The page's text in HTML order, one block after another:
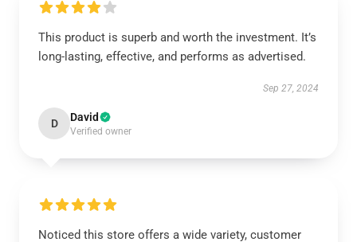
This product is superb and worth the investment. It’s
long-lasting, effective, and performs as advertised.
Sep 27, 2024
D David
Verified owner
Noticed this store offers a wide variety, customer